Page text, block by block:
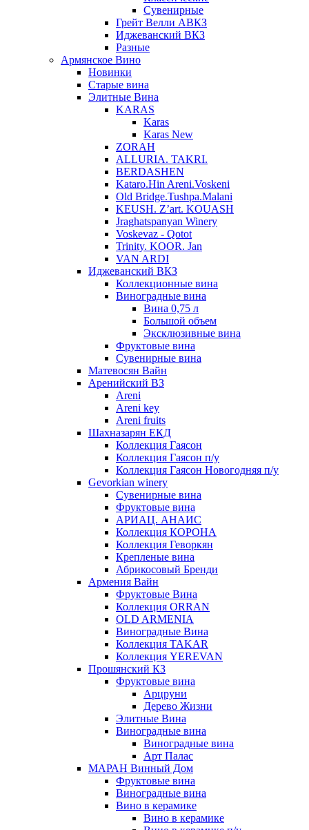
Сувенирные
Грейт Велли АВКЗ
Иджеванский ВКЗ
Разные
Армянское Вино
Новинки
Старые вина
Элитные Вина
KARAS
Karas
Karas New
ZORAH
ALLURIA. TAKRI.
BERDASHEN
Kataro.Hin Areni.Voskeni
Old Bridge.Tushpa.Malani
KEUSH. Z’art. KOUASH
Jraghatspanyan Winery
Voskevaz - Qotot
Trinity. KOOR. Jan
VAN ARDI
Иджеванский ВКЗ
Коллекционные вина
Виноградные вина
Вина 0,75 л
Большой объем
Эксклюзивные вина
Фруктовые вина
Cувенирные вина
Матевосян Вайн
Аренийский ВЗ
Areni
Areni key
Areni fruits
Шахназарян ЕКД
Коллекция Гаясон
Коллекция Гаясон п/у
Коллекция Гаясон Новогодняя п/у
Gevorkian winery
Сувенирные вина
Фруктовые вина
АРИАЦ. АНАИС
Коллекция КОРОНА
Коллекция Геворкян
Крепленые вина
Абрикосовый Бренди
Армения Вайн
Фруктовые Вина
Коллекция ORRAN
OLD ARMENIA
Виноградные Вина
Коллекция TAKAR
Коллекция YEREVAN
Прошянский КЗ
Фруктовые вина
Арцруни
Дерево Жизни
Элитные Вина
Виноградные вина
Виноградные вина
Арт Палас
МАРАН Винный Дом
Фруктовые вина
Виноградные вина
Вино в керамике
Вино в керамике